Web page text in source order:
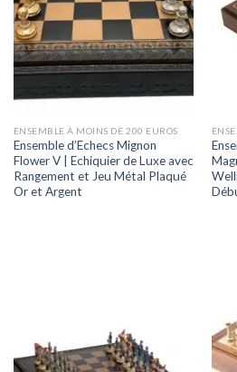
ENSEMBLE À MOINS DE 200 EUROS
Ensemble d’Echecs Mignon
Flower V | Echiquier de Luxe avec
Rangement et Jeu Métal Plaqué
Or et Argent